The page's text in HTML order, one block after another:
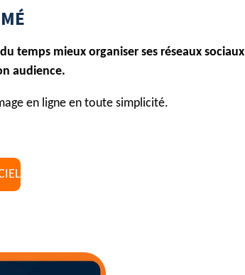
temps mieux organiser ses réseaux sociaux
audience.
en ligne en toute simplicité.